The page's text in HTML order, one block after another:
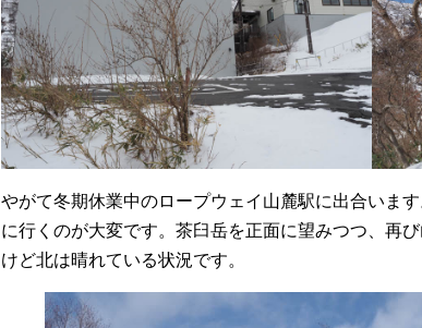
やがて冬期休業中のロープウェイ山麓駅に出合いま
に行くのが大変です。茶臼岳を正面に望みつつ、再
けど北は晴れている状況です。